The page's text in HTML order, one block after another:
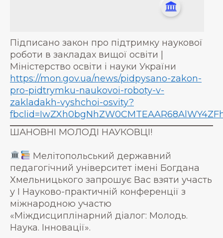
Підписано закон про підтримку наукової
роботи в закладах вищої освіти |
Міністерство освіти і науки України
https://mon.gov.ua/news/pidpysano-zakon-
pro-pidtrymku-naukovoi-roboty-v-
zakladakh-vyshchoi-osvity?
ШАНОВНІ МОЛОДІ НАУКОВЦІ!
Мелітопольський державний
педагогічний університет імені Богдана
Хмельницького запрошує Вас взяти участь
у I Науково-практичній конференції з
міжнародною участю
«Міждисциплінарний діалог: Молодь.
Наука. Інновації».